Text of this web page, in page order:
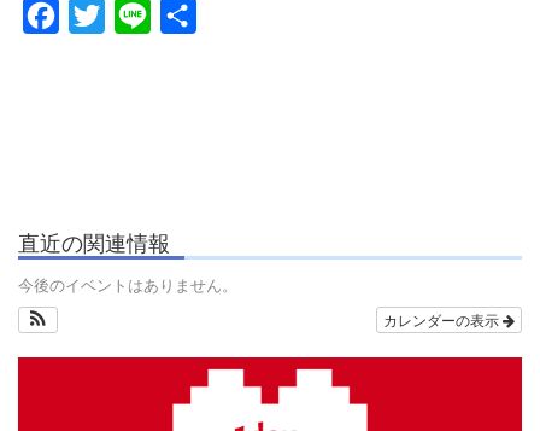
Facebook
Twitter Line
直近の関連情報
今後のイベントはありません。
カレンダーの表示